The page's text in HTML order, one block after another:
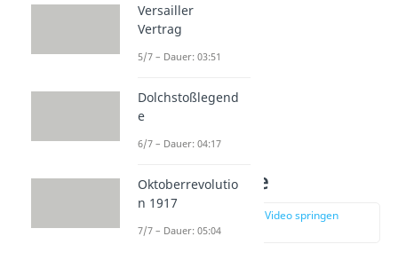
Vorgeschichte
zur Stelle im Video springen
(00:57)
Versailler
Vertrag
5/7 – Dauer: 03:51
Dolchstoßlegend
e
6/7 – Dauer: 04:17
Oktoberrevolutio
n 1917
7/7 – Dauer: 05:04